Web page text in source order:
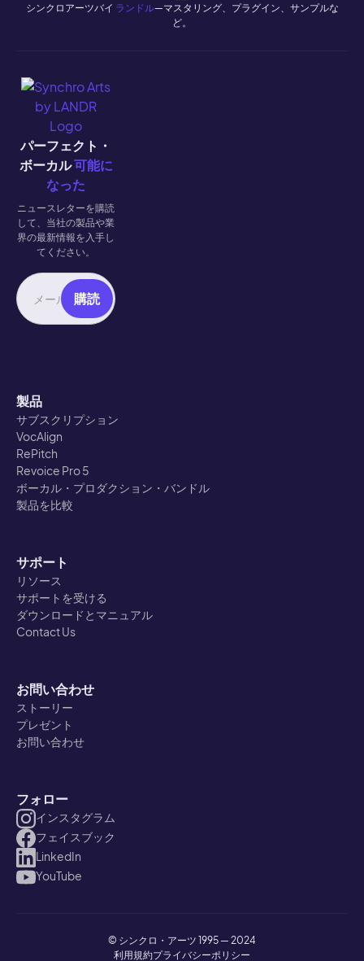
シンクロアーツバイ ランドル—マスタリング、プラグイン、サンプルな
ど。
パーフェクト・
ボーカル可能に
なった
ニュースレターを購読
して、当社の製品や業
界の最新情報を入手し
てください。
製品
サブスクリプション
VocAlign
RePitch
Revoice Pro 5
ボーカル・プロダクション・バンドル
製品を比較
サポート
リソース
サポートを受ける
ダウンロードとマニュアル
Contact Us
お問い合わせ
ストーリー
プレゼント
お問い合わせ
フォロー
インスタグラム
フェイスブック
LinkedIn
YouTube
© シンクロ・アーツ 1995 — 2024
利用規約プライバシーポリシー